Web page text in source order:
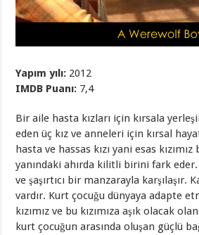
Yapım yılı: 2012
IMDB Puanı: 7,4
Bir aile hasta kızları için kırsala
eden üç kız ve anneleri için kırsal
hasta ve hassas kızı yani esas
yanındaki ahırda kilitli birini fark
ve şaşırtıcı bir manzarayla karşılaşır.
vardır. Kurt çocuğu dünyaya adapte
kızımız ve bu kızımıza aşık olacak
kurt çocuğun arasında oluşan güçlü